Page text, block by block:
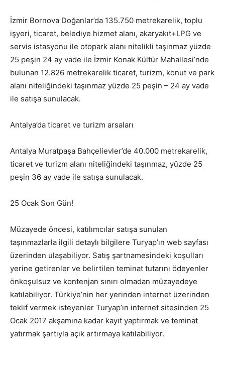
İzmir Bornova Doğanlar’da 135.750 metrekarelik, toplu
işyeri, ticaret, belediye hizmet alanı, akaryakıt+LPG ve
servis istasyonu ile otopark alanı nitelikli taşınmaz yüzde
25 peşin 24 ay vade ile İzmir Konak Kültür Mahallesi’nde
bulunan 12.826 metrekarelik ticaret, turizm, konut ve park
alanı niteliğindeki taşınmaz yüzde 25 peşin – 24 ay vade
ile satışa sunulacak.
Antalya’da ticaret ve turizm arsaları
Antalya Muratpaşa Bahçelievler’de 40.000 metrekarelik,
ticaret ve turizm alanı niteliğindeki taşınmaz, yüzde 25
peşin 36 ay vade ile satışa sunulacak.
25 Ocak Son Gün!
Müzayede öncesi, katılımcılar satışa sunulan
taşınmazlarla ilgili detaylı bilgilere Turyap’ın web sayfası
üzerinden ulaşabiliyor. Satış şartnamesindeki koşulları
yerine getirenler ve belirtilen teminat tutarını ödeyenler
önkoşulsuz ve kontenjan sınırı olmadan müzayedeye
katılabiliyor. Türkiye’nin her yerinden internet üzerinden
teklif vermek isteyenler Turyap’ın internet sitesinden 25
Ocak 2017 akşamına kadar kayıt yaptırmak ve teminat
yatırmak şartıyla açık artırmaya katılabiliyor.